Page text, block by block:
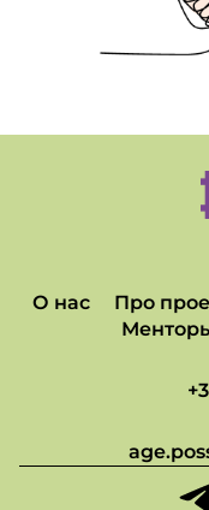
О нас Про